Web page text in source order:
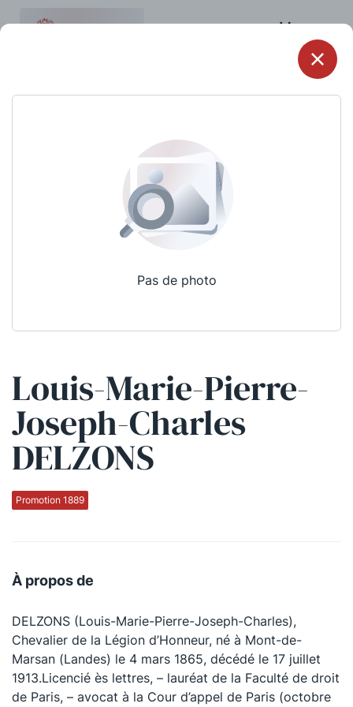
Menu
Pas de photo
Louis-Marie-Pierre-
Joseph-Charles
DELZONS
Promotion 1889
À propos de
DELZONS (Louis-Marie-Pierre-Joseph-Charles),
Chevalier de la Légion d’Honneur, né à Mont-de-
Marsan (Landes) le 4 mars 1865, décédé le 17 juillet
1913.Licencié ès lettres, – lauréat de la Faculté de droit
de Paris, – avocat à la Cour d’appel de Paris (octobre
Qui sommes-nous ?
La Conférence
La Conférence de Renfort
La défense pénale
La Conférence Berryer
La Petite Conférence